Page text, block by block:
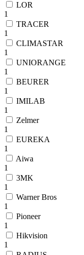
LOR
1
TRACER
1
CLIMASTAR
1
UNIORANGE
1
BEURER
1
IMILAB
1
Zelmer
1
EUREKA
1
Aiwa
1
3MK
1
Warner Bros
1
Pioneer
1
Hikvision
1